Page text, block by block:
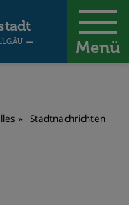
Menü
Stadtnachrichten